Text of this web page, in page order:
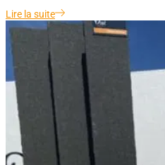
Lire la suite